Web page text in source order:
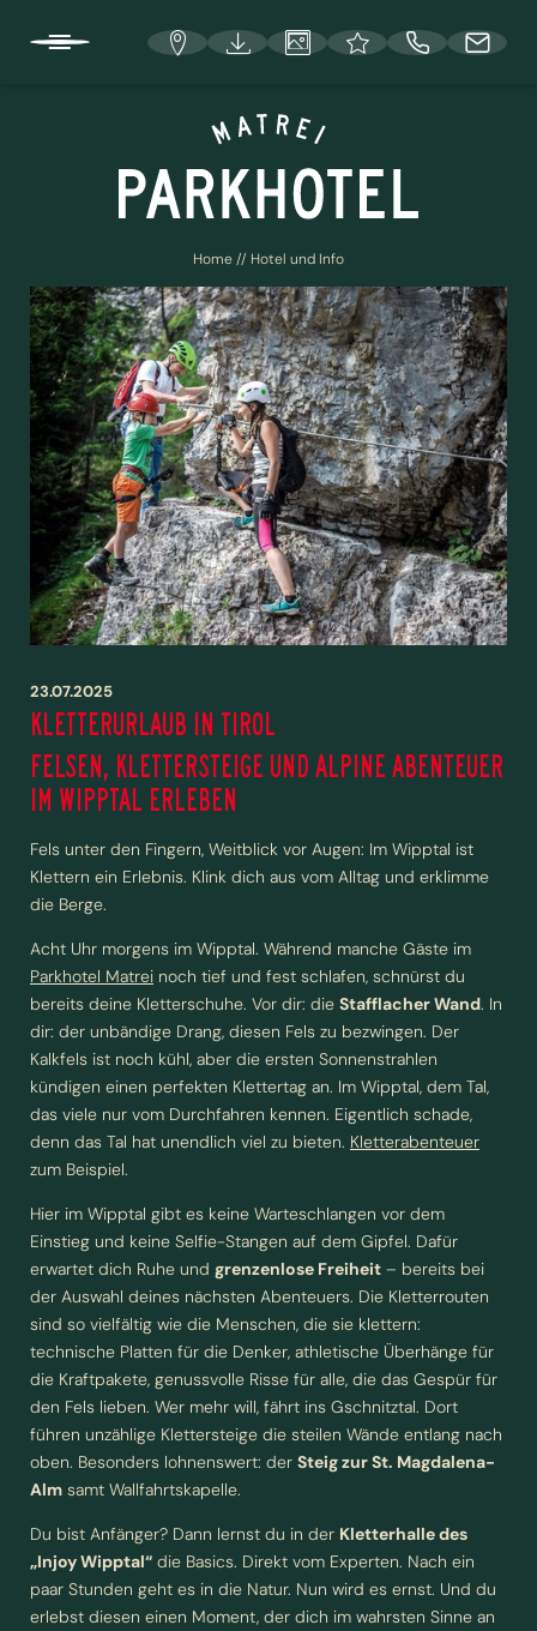
HOTEL UND INFO
Lage und Anreise
Deine Gastgeber
Österreichisches Umweltzeichen und EU Ecolabel
Entspannung
Stellenangebote
FAQ
ZIMMER UND PREISE
ESSEN, TRINKEN UND EVENTS
BUSINESS- UND GRUPPENREISEN
AKTIV IM WIPPTAL
Home// Hotel und Info
23.07.2025
KLETTERURLAUB IN TIROL
FELSEN, KLETTERSTEIGE UND ALPINE ABENTEUER
IM WIPPTAL ERLEBEN
Fels unter den Fingern, Weitblick vor Augen: Im Wipptal ist
Klettern ein Erlebnis. Klink dich aus vom Alltag und erklimme
die Berge.
Acht Uhr morgens im Wipptal. Während manche Gäste im
Parkhotel Matrei noch tief und fest schlafen, schnürst du
bereits deine Kletterschuhe. Vor dir: die Stafflacher Wand. In
dir: der unbändige Drang, diesen Fels zu bezwingen. Der
Kalkfels ist noch kühl, aber die ersten Sonnenstrahlen
kündigen einen perfekten Klettertag an. Im Wipptal, dem Tal,
das viele nur vom Durchfahren kennen. Eigentlich schade,
denn das Tal hat unendlich viel zu bieten. Kletterabenteuer
zum Beispiel.
Hier im Wipptal gibt es keine Warteschlangen vor dem
Einstieg und keine Selfie-Stangen auf dem Gipfel. Dafür
erwartet dich Ruhe und grenzenlose Freiheit – bereits bei
der Auswahl deines nächsten Abenteuers. Die Kletterrouten
sind so vielfältig wie die Menschen, die sie klettern:
technische Platten für die Denker, athletische Überhänge für
die Kraftpakete, genussvolle Risse für alle, die das Gespür für
den Fels lieben. Wer mehr will, fährt ins Gschnitztal. Dort
führen unzählige Klettersteige die steilen Wände entlang nach
oben. Besonders lohnenswert: der Steig zur St. Magdalena-
Alm samt Wallfahrtskapelle.
Du bist Anfänger? Dann lernst du in der Kletterhalle des
„Injoy Wipptal“ die Basics. Direkt vom Experten. Nach ein
paar Stunden geht es in die Natur. Nun wird es ernst. Und du
erlebst diesen einen Moment, der dich im wahrsten Sinne an
NEWSLETTERANMELDUNG
Anrede
Familie Herr Frau